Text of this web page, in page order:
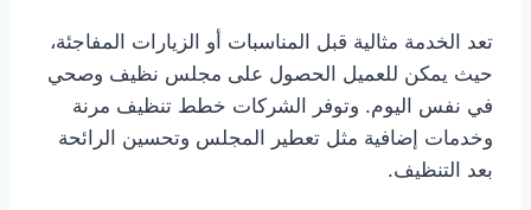
تعد الخدمة مثالية قبل المناسبات أو الزيارات المفاجئة،
حيث يمكن للعميل الحصول على مجلس نظيف وصحي
في نفس اليوم. وتوفر الشركات خطط تنظيف مرنة
وخدمات إضافية مثل تعطير المجلس وتحسين الرائحة
بعد التنظيف.